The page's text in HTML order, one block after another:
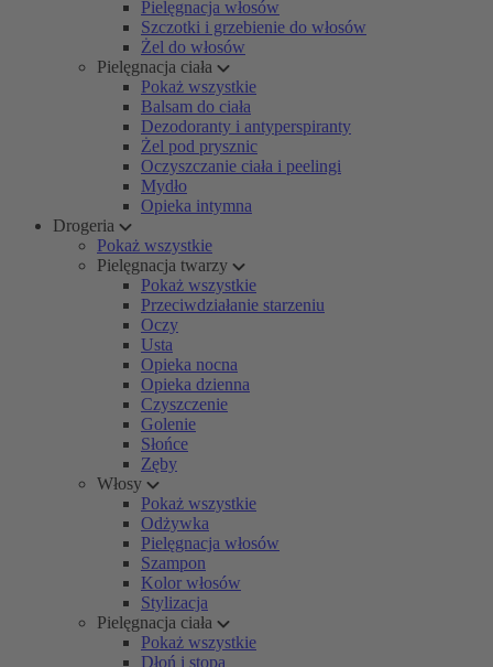
Pielęgnacja włosów
Szczotki i grzebienie do włosów
Żel do włosów
Pielęgnacja ciała
Pokaż wszystkie
Balsam do ciała
Dezodoranty i antyperspiranty
Żel pod prysznic
Oczyszczanie ciała i peelingi
Mydło
Opieka intymna
Drogeria
Pokaż wszystkie
Pielęgnacja twarzy
Pokaż wszystkie
Przeciwdziałanie starzeniu
Oczy
Usta
Opieka nocna
Opieka dzienna
Czyszczenie
Golenie
Słońce
Zęby
Włosy
Pokaż wszystkie
Odżywka
Pielęgnacja włosów
Szampon
Kolor włosów
Stylizacja
Pielęgnacja ciała
Pokaż wszystkie
Dłoń i stopa